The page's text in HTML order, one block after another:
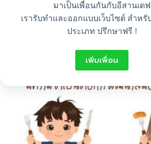
มาเป็นเพื่อนกันกับอีสานเดฟ
เรารับทำและออกแบบเว็บไซต์ สำหรั
ประเภท ปรึกษาฟรี !
เพิ่มเพื่อน